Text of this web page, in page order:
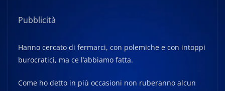
Pubblicità
Hanno cercato di fermarci, con polemiche e con intoppi
burocratici, ma ce l’abbiamo fatta.
Come ho detto in più occasioni non ruberanno alcun